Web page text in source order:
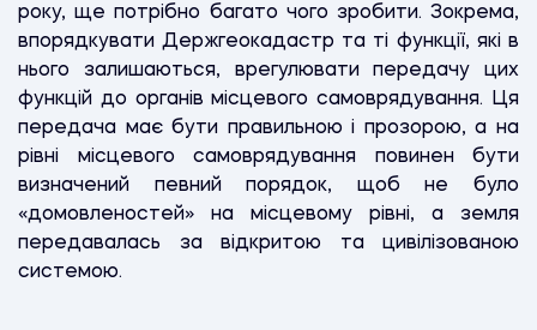
року, ще потрібно багато чого зробити. Зокрема,
впорядкувати Держгеокадастр та ті функції, які в
нього залишаються, врегулювати передачу цих
функцій до органів місцевого самоврядування. Ця
передача має бути правильною і прозорою, а на
рівні місцевого самоврядування повинен бути
визначений певний порядок, щоб не було
«домовленостей» на місцевому рівні, а земля
передавалась за відкритою та цивілізованою
системою.